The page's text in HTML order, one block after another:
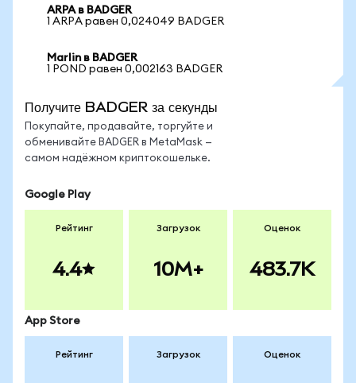
ARPA в BADGER
1 ARPA равен 0,024049 BADGER
Marlin в BADGER
1 POND равен 0,002163 BADGER
Получите BADGER за секунды
Покупайте, продавайте, торгуйте и
обменивайте BADGER в MetaMask —
самом надёжном криптокошельке.
Google Play
Рейтинг
4.4
Загрузок
10M+
Оценок
483.7K
App Store
Рейтинг Загрузок Оценок